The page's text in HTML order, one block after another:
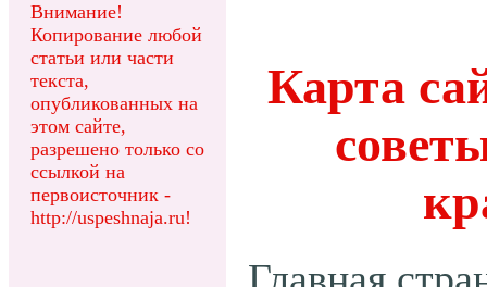
Внимание!
Копирование любой
статьи или части
текста,
опубликованных на
этом сайте,
разрешено только со
ссылкой на
первоисточник -
http://uspeshnaja.ru!
Карта